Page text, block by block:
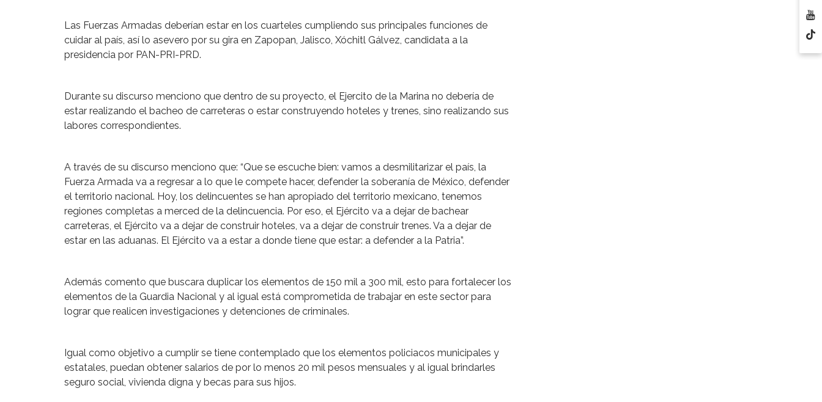
Las Fuerzas Armadas deberían estar en los cuarteles cumpliendo sus principales funciones de
cuidar al país, así lo asevero por su gira en Zapopan, Jalisco, Xóchitl Gálvez, candidata a la
presidencia por PAN-PRI-PRD.
Durante su discurso menciono que dentro de su proyecto, el Ejercito de la Marina no debería de
estar realizando el bacheo de carreteras o estar construyendo hoteles y trenes, sino realizando sus
labores correspondientes.
A través de su discurso menciono que: “Que se escuche bien: vamos a desmilitarizar el país, la
Fuerza Armada va a regresar a lo que le compete hacer, defender la soberanía de México, defender
el territorio nacional. Hoy, los delincuentes se han apropiado del territorio mexicano, tenemos
regiones completas a merced de la delincuencia. Por eso, el Ejército va a dejar de bachear
carreteras, el Ejército va a dejar de construir hoteles, va a dejar de construir trenes. Va a dejar de
estar en las aduanas. El Ejército va a estar a donde tiene que estar: a defender a la Patria”.
Además comento que buscara duplicar los elementos de 150 mil a 300 mil, esto para fortalecer los
elementos de la Guardia Nacional y al igual está comprometida de trabajar en este sector para
lograr que realicen investigaciones y detenciones de criminales.
Igual como objetivo a cumplir se tiene contemplado que los elementos policiacos municipales y
estatales, puedan obtener salarios de por lo menos 20 mil pesos mensuales y al igual brindarles
seguro social, vivienda digna y becas para sus hijos.